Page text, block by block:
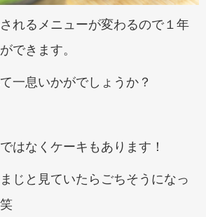
れるメニューが変わるので１年
できます。
一息いかがでしょうか？
はなくケーキもあります！
じと見ていたらごちそうになっ